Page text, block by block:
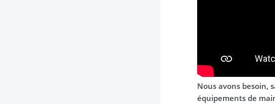
Nous avons besoin,
équipements de